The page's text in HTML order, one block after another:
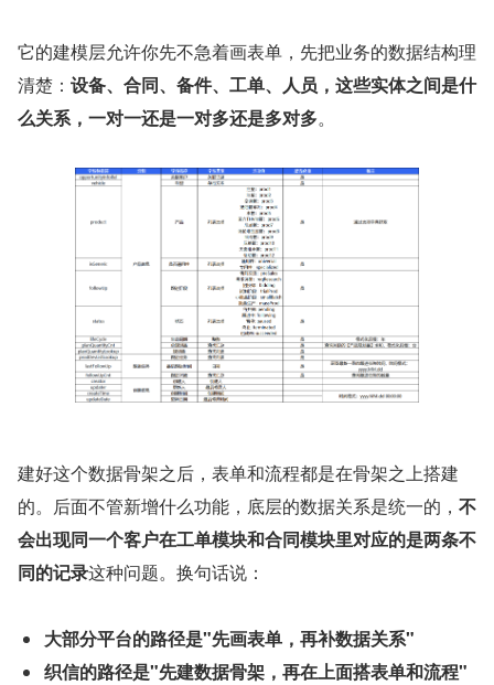
它的建模层允许你先不急着画表单，先把业务的数据结构理
清楚： 设备、合同、备件、工单、人员，这些实体之间是什
么关系，一对一还是一对多还是多对多。
建好这个数据骨架之后，表单和流程都是在骨架之上搭建
的。后面不管新增什么功能，底层的数据关系是统一的， 不
会出现同一个客户在工单模块和合同模块里对应的是两条不
同的记录这种问题。换句话说：
大部分平台的路径是"先画表单，再补数据关系"
织信的路径是"先建数据骨架，再在上面搭表单和流程"